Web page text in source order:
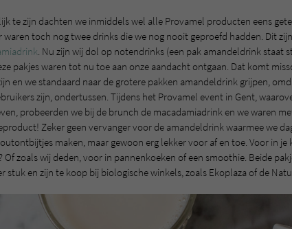
te zijn dachten we inmiddels wel alle Provamel producten eens
waren toch nog twee drinks die we nog nooit geproefd hadden. Dit
. Nu zijn wij dol op notendrinks (een pak amandeldrink staat
pakjes waren tot nu toe aan onze aandacht ontgaan. Dat komt
en we standaard naar de grotere pakken amandeldrink grijpen,
zijn, ondertussen. Tijdens het Provamel event in Gent,
probeerden we bij de brunch de macadamiadrink en we waren
Zeker geen vervanger voor de amandeldrink waarmee we
maken, maar gewoon erg lekker voor af en toe. Voor in je
Of zoals wij deden, voor in pannenkoeken of een smoothie. Beide
stuk en zijn te koop bij biologische winkels, zoals Ekoplaza of de